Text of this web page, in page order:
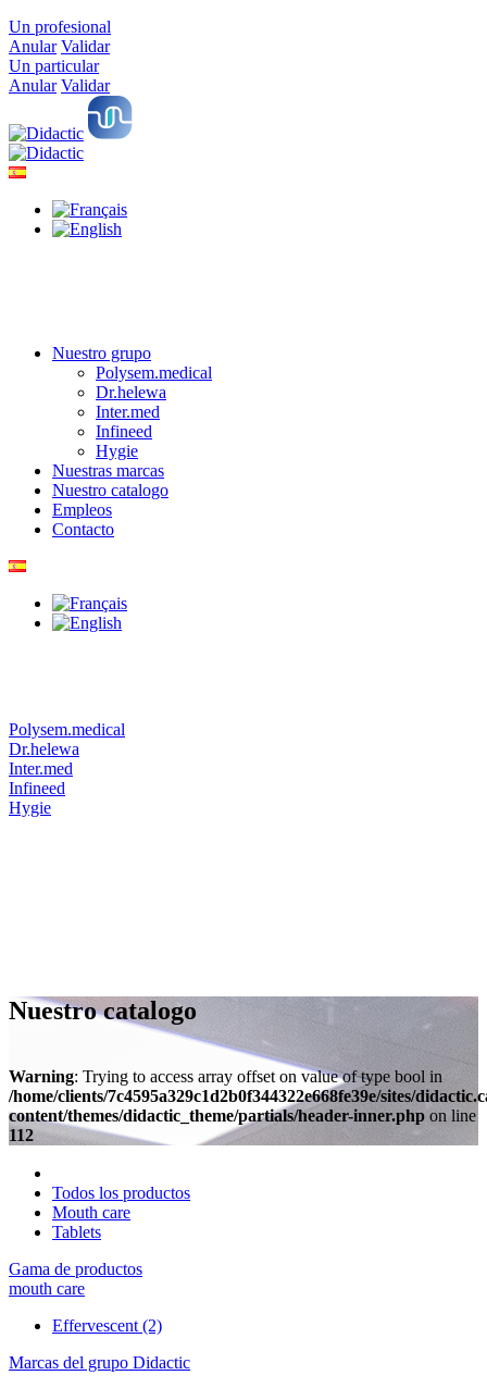
Un profesional
Anular Validar
Un particular
Anular Validar
Nuestro grupo
Polysem.medical
Dr.helewa
Inter.med
Infineed
Hygie
Nuestras marcas
Nuestro catalogo
Empleos
Contacto
Polysem.medical
Dr.helewa
Inter.med
Infineed
Hygie
Nuestro catalogo
Warning: Trying to access array offset on value of type bool in
/home/clients/7c4595a329c1d2b0f344322e668fe39e/sites/
content/themes/didactic_theme/partials/header-inner.php on line
112
Todos los productos
Mouth care
Tablets
Gama de productos
mouth care
Effervescent (2)
Marcas del grupo Didactic